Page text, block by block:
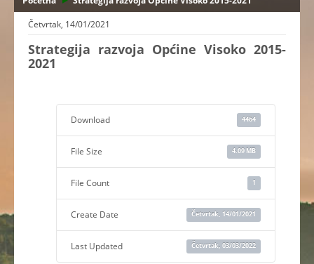
Četvrtak, 14/01/2021
Strategija razvoja Općine Visoko 2015-
2021
Download 4464
File Size 4.09 MB
File Count 1
Create Date Četvrtak, 14/01/2021
Last Updated Četvrtak, 03/03/2022